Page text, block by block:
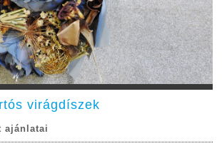
virágdíszek
ajánlatai